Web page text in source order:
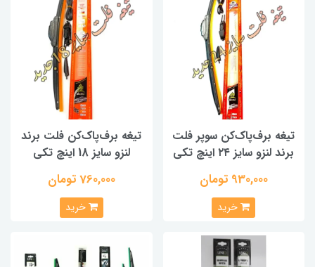
تیغه برف‌پاک‌کن سوپر فلت
برند لنزو سایز ۲۴ اینچ تکی
930,000 تومان
خرید
تیغه برف‌پاک‌کن فلت برند
لنزو سایز 18 اینچ تکی
760,000 تومان
خرید